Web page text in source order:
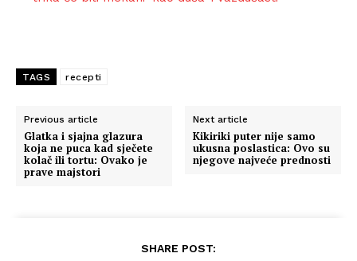
TAGS recepti
Previous article
Glatka i sjajna glazura
koja ne puca kad sječete
kolač ili tortu: Ovako je
prave majstori
Next article
Kikiriki puter nije samo
ukusna poslastica: Ovo su
njegove najveće prednosti
SHARE POST: